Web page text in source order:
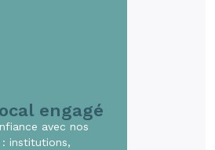
engagé
avec nos
institutions,